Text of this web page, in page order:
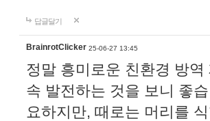
답글달기
BrainrotClicker 25-06-27 13:45
정말 흥미로운 친환경 방
속 발전하는 것을 보니 좋
요하지만, 때로는 머리를